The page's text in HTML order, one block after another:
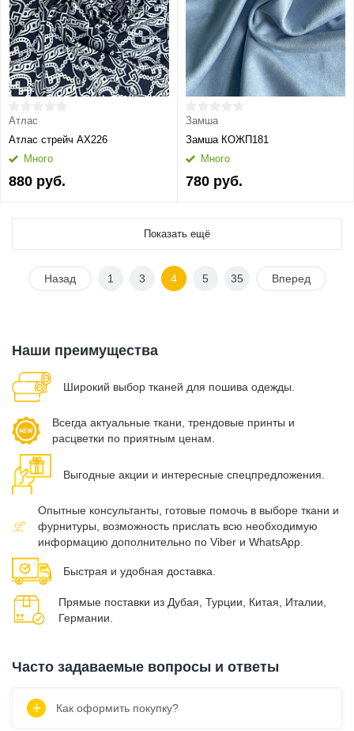
Атлас
Атлас стрейч АХ226
Много
880 руб.
Замша
Замша КОЖП181
Много
780 руб.
Показать ещё
Назад 1 3 4 5 35 Вперед
Наши преимущества
Широкий выбор тканей для пошива одежды.
Всегда актуальные ткани, трендовые принты и
расцветки по приятным ценам.
Выгодные акции и интересные спецпредложения.
Опытные консультанты, готовые помочь в выборе ткани и
фурнитуры, возможность прислать всю необходимую
информацию дополнительно по Viber и WhatsApp.
Быстрая и удобная доставка.
Прямые поставки из Дубая, Турции, Китая, Италии,
Германии.
Часто задаваемые вопросы и ответы
Как оформить покупку?